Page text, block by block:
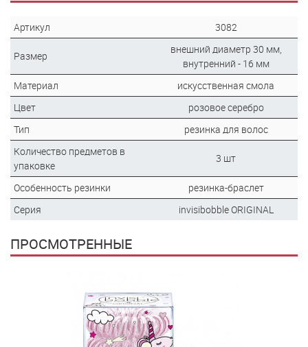
Артикул 3082
Размер
внешний диаметр 30 мм,
внутренний - 16 мм
Материал
искусственная смола
Цвет
розовое серебро
Тип
резинка для волос
Количество предметов в
упаковке
3 шт
Особенность резинки
резинка-браслет
Серия
invisibobble ORIGINAL
ПРОСМОТРЕННЫЕ